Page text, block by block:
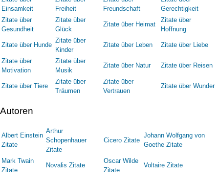
Einsamkeit
Freiheit
Freundschaft
Gerechtigkeit
Zitate über
Gesundheit
Zitate über
Glück
Zitate über Heimat
Zitate über
Hoffnung
Zitate über Hunde
Zitate über
Kinder
Zitate über Leben Zitate über Liebe
Zitate über
Motivation
Zitate über
Musik
Zitate über Natur Zitate über Reisen
Zitate über Tiere
Zitate über
Träumen
Zitate über
Vertrauen
Zitate über Wunder
Autoren
Albert Einstein
Zitate
Arthur
Schopenhauer
Zitate
Cicero Zitate
Johann Wolfgang von
Goethe Zitate
Mark Twain
Zitate
Novalis Zitate
Oscar Wilde
Zitate
Voltaire Zitate